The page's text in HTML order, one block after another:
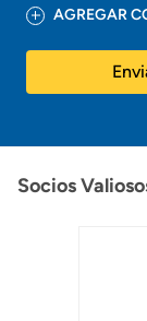
AGREGAR
Socios